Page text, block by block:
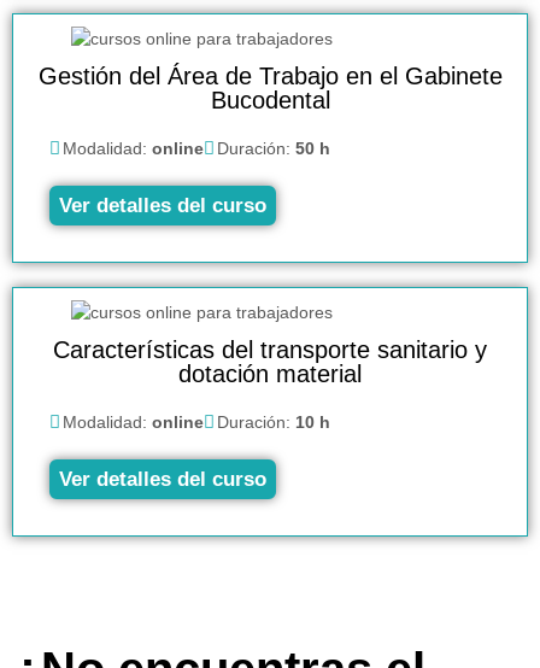
Gestión del Área de Trabajo en el Gabinete
Bucodental
Modalidad: online Duración: 50 h
Ver detalles del curso
Características del transporte sanitario y
dotación material
Modalidad: online Duración: 10 h
Ver detalles del curso